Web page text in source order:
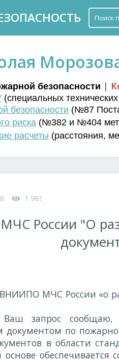
безопасности |
(специальных
безопасности (№87
риска (№382 и №404
расчеты (расстояния,
1 981
России "О
МЧС России «о
запрос сообщаю,
по
в области
основе